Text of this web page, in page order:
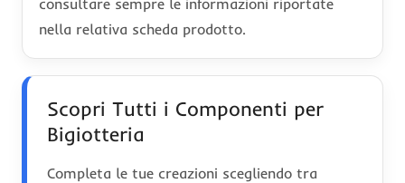
nella relativa scheda prodotto.
Scopri Tutti i Componenti per
Bigiotteria
Completa le tue creazioni scegliendo tra